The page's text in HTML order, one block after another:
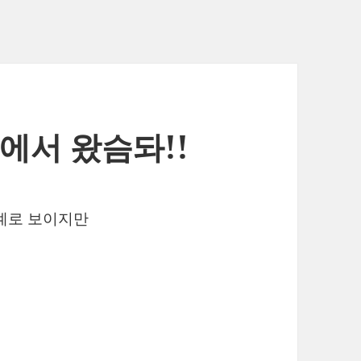
서 왔슴돠!!
로 보이지만